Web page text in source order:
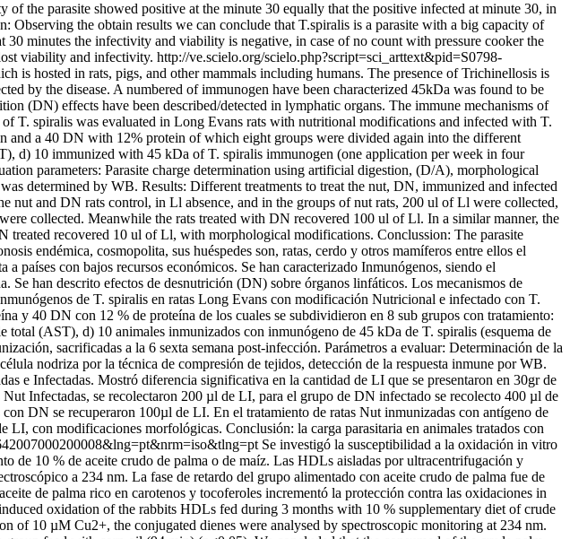
the parasite showed positive at the minute 30 equally that the positive infected at minute 30, in
the obtain results we can conclude that T.spiralis is a parasite with a big capacity of
minutes the infectivity and viability is negative, in case of no count with pressure cooker the
viability and infectivity. http://ve.scielo.org/scielo.php?script=sci_arttext&pid=S0798-
is hosted in rats, pigs, and other mammals including humans. The presence of Trichinellosis is
by the disease. A numbered of immunogen have been characterized 45kDa was found to be
(DN) effects have been described/detected in lymphatic organs. The immune mechanisms of
T. spiralis was evaluated in Long Evans rats with nutritional modifications and infected with T.
a 40 DN with 12% protein of which eight groups were divided again into the different
d) 10 immunized with 45 kDa of T. spiralis immunogen (one application per week in four
parameters: Parasite charge determination using artificial digestion, (D/A), morphological
determined by WB. Results: Different treatments to treat the nut, DN, immunized and infected
and DN rats control, in Ll absence, and in the groups of nut rats, 200 ul of Ll were collected,
collected. Meanwhile the rats treated with DN recovered 100 ul of Ll. In a similar manner, the
recovered 10 ul of Ll, with morphological modifications. Conclussion: The parasite
endémica, cosmopolita, sus huéspedes son, ratas, cerdo y otros mamíferos entre ellos el
países con bajos recursos económicos. Se han caracterizado Inmunógenos, siendo el
han descrito efectos de desnutrición (DN) sobre órganos linfáticos. Los mecanismos de
de T. spiralis en ratas Long Evans con modificación Nutricional e infectado con T.
y 40 DN con 12 % de proteína de los cuales se subdividieron en 8 sub grupos con tratamiento:
(AST), d) 10 animales inmunizados con inmunógeno de 45 kDa de T. spiralis (esquema de
sacrificadas a la 6 sexta semana post-infección. Parámetros a evaluar: Determinación de la
nodriza por la técnica de compresión de tejidos, detección de la respuesta inmune por WB.
e Infectadas. Mostró diferencia significativa en la cantidad de LI que se presentaron en 30gr de
Infectadas, se recolectaron 200 µl de LI, para el grupo de DN infectado se recolecto 400 µl de
DN se recuperaron 100µl de LI. En el tratamiento de ratas Nut inmunizadas con antígeno de
con modificaciones morfológicas. Conclusión: la carga parasitaria en animales tratados con
Se investigó la susceptibilidad a la oxidación in vitro
de 10 % de aceite crudo de palma o de maíz. Las HDLs aisladas por ultracentrifugación y
a 234 nm. La fase de retardo del grupo alimentado con aceite crudo de palma fue de
de palma rico en carotenos y tocoferoles incrementó la protección contra las oxidaciones in
oxidation of the rabbits HDLs fed during 3 months with 10 % supplementary diet of crude
10 µM Cu2+, the conjugated dienes were analysed by spectroscopic monitoring at 234 nm.